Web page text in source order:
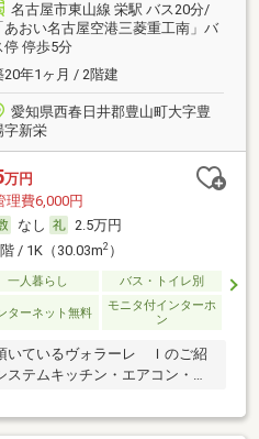
名古屋市東山線 栄駅 バス20分/
あおい名古屋空港三菱重工南」バ
停 停歩5分
20年1ヶ月 / 2階建
愛知県西春日井郡豊山町大字豊
字新栄
万円
理費6,000円
なし
2.5万円
/ 1K（30.03m2）
一人暮らし バス・トイレ別
ターネット無料
モニタ付インターホ
ン
いているヴォラーレ Ｉのご紹
テムキッチン・エアコン・ネ